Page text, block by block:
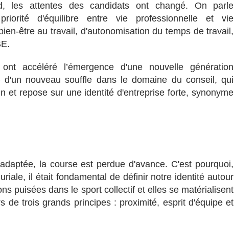
les attentes des candidats ont changé. On parle
d'équilibre entre vie professionnelle et vie
être au travail, d'autonomisation du temps de travail,
accéléré l’émergence d'une nouvelle génération
d'un nouveau souffle dans le domaine du conseil, qui
et repose sur une identité d'entreprise forte, synonyme
la course est perdue d'avance. C'est pourquoi,
il était fondamental de définir notre identité autour
puisées dans le sport collectif et elles se matérialisent
de trois grands principes : proximité, esprit d'équipe et